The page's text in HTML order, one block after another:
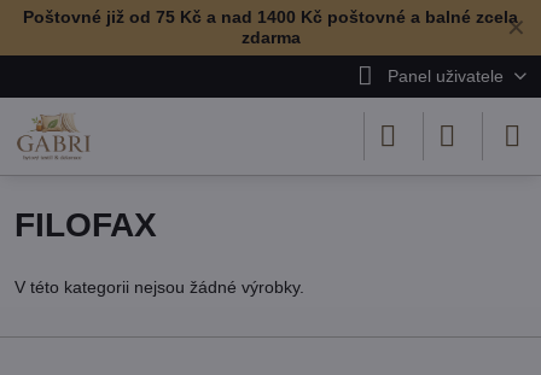
✕
Poštovné již od 75 Kč a nad 1400 Kč poštovné a balné zcela
zdarma
Panel uživatele
FILOFAX
V této kategorii nejsou žádné výrobky.